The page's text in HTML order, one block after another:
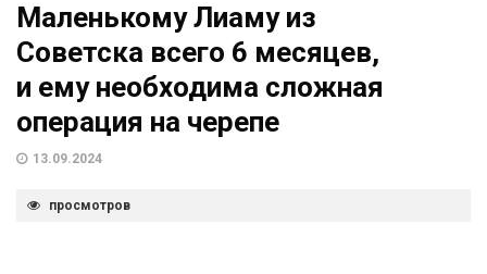
Маленькому Лиаму из
Советска всего 6 месяцев,
и ему необходима сложная
операция на черепе
13.09.2024
просмотров